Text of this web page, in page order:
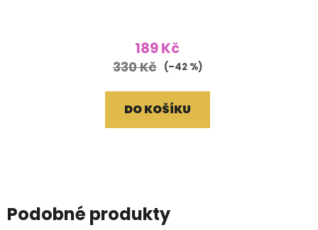
189 Kč
330 Kč (–42 %)
DO KOŠÍKU
Podobné produkty